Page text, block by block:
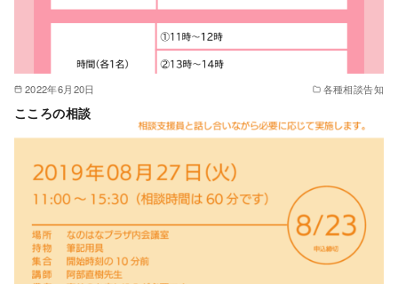
2022年6月20日 各種相談告知
こころの相談